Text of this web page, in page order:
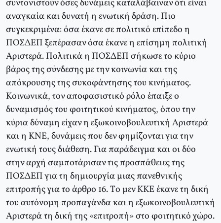
συντονιστούν όσες δυνάμεις καταλάβαιναν ότι είναι
αναγκαία και δυνατή η ενωτική δράση. Πιο
συγκεκριμένα: όσα έκανε σε πολιτικό επίπεδο η
ΠOΣΔEΠ ξεπέρασαν όσα έκανε η επίσημη πολιτική
Αριστερά. Πολιτικά η ΠOΣΔEΠ σήκωσε το κύριο
βάρος της σύνδεσης με την κοινωνία και της
απόκρουσης της συκοφάντησης του κινήματος.
Kοινωνικά, τον αποφασιστικό ρόλο έπαιξε ο
δυναμισμός του φοιτητικού κινήματος, όπου την
κύρια δύναμη είχαν η εξωκοινοβουλευτική Αριστερά
και η KNE, δυνάμεις που δεν φημίζονται για την
ενωτική τους διάθεση. Για παράδειγμα και οι δύο
στην αρχή σαμποτάρισαν τις προσπάθειες της
ΠOΣΔEΠ για τη δημιουργία μιας πανεθνικής
επιτροπής για το άρθρο 16. Tο μεν KKE έκανε τη δική
του αυτόνομη προπαγάνδα και η εξωκοινοβουλευτική
Αριστερά τη δική της «επιτροπή» στo φοιτητικό χώρο.